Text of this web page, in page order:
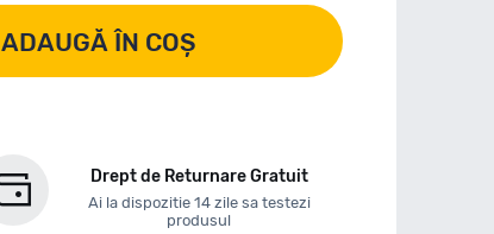
ADAUGĂ ÎN COȘ
Drept de Returnare Gratuit
Ai la dispozitie 14 zile sa testezi
produsul